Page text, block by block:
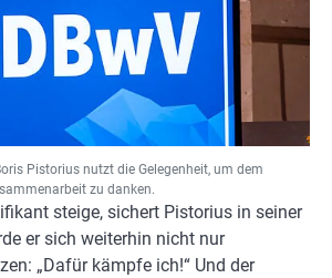
Pistorius nutzt die Gelegenheit, um dem
zu danken.
steige, sichert Pistorius in seiner
er sich weiterhin nicht nur
„Dafür kämpfe ich!“ Und der